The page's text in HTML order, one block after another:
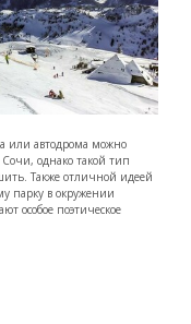
или автодрома можно
однако такой тип
Также отличной идеей
парку в окружении
особое поэтическое